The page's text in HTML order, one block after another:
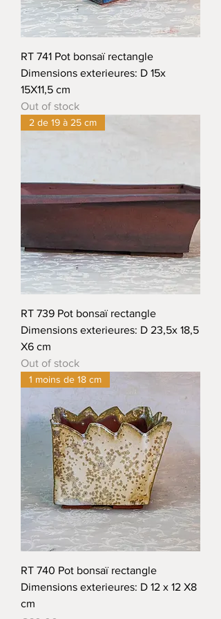
RT 741 Pot bonsaï rectangle
Dimensions exterieures: D 15x
15X11,5 cm
Out of stock
2 de 19 à 25 cm
RT 739 Pot bonsaï rectangle
Dimensions exterieures: D 23,5x 18,5
X6 cm
Out of stock
1 moins de 18 cm
RT 740 Pot bonsaï rectangle
Dimensions exterieures: D 12 x 12 X8
cm